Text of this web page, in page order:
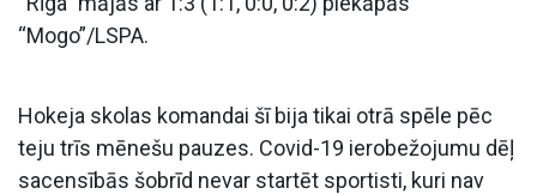
“Mogo”/LSPA.
Hokeja skolas komandai šī bija tikai otrā spēle pēc
teju trīs mēnešu pauzes. Covid-19 ierobežojumu dēļ
sacensībās šobrīd nevar startēt sportisti, kuri nav